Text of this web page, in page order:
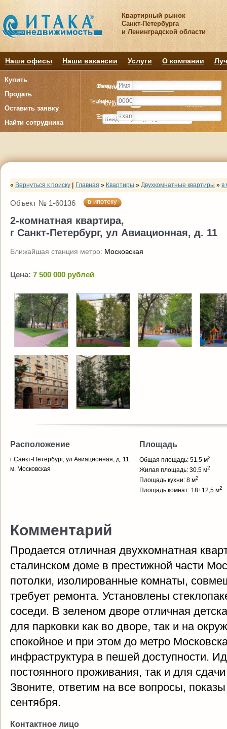
Квартирный рынок
Санкт-Петербурга
и Ленинградской области
Наши офисы Наши вакансии Услуги О компании
Купить
Продать
Оставить заявку
Найти сотрудника
Комнату
Студия Комнат
Комнату
Студия Комнат
Имя
Телефон
E-mail
Фамилия
Имя
Телефон
« Вернуться к поиску Главная » Квартиры » Двухкомнатные квартиры » в
Объект № 1-60136 в ипотеку
2-комнатная квартира,
г Санкт-Петербург, ул Авиационная, д. 11
Ближайшая станция метро: Московская
Цена: 7 500 000 рублей
Расположение
г Санкт-Петербург, ул Авиационная, д. 11
м. Московская
Площадь
Общая площадь: 51.5 м2
Жилая площадь: 30.5 м2
Площадь кухни: 8 м2
Площадь комнат: 18+12,5 м2
Комментарий
Продается отличная двухкомнатная
сталинском доме в престижной части
потолки, изолированные комнаты,
требует ремонта. Установлены
соседи. В зеленом дворе отличная
для парковки как во дворе, так и на
спокойное и при этом до метро
инфраструктура в пешей доступности.
постоянного проживания, так и для
Звоните, ответим на все вопросы,
сентября.
Контактное лицо